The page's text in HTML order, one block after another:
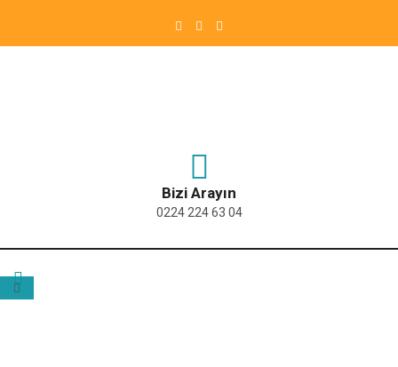
Bizi Arayın
0224 224 63 04